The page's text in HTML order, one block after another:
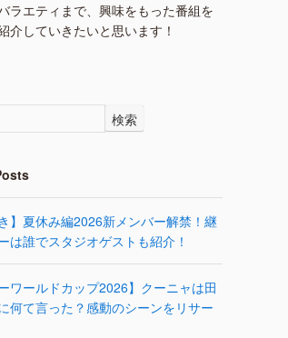
ラエティまで、興味をもった番組を
介していきたいと思います！
検索
】夏休み編2026新メンバー解禁！継
は誰でスタジオゲストも紹介！
ワールドカップ2026】クーニャは田
何て言った？感動のシーンをリサー